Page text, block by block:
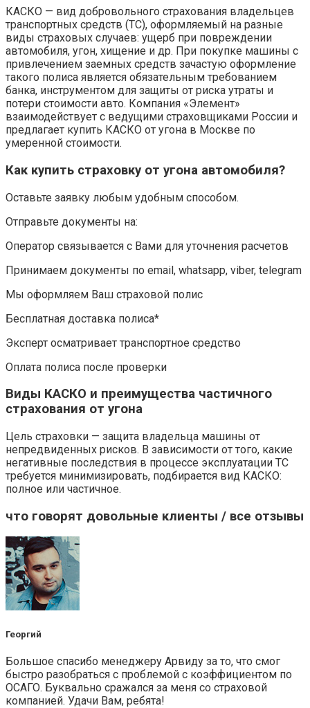
КАСКО — вид добровольного страхования владельцев
транспортных средств (ТС), оформляемый на разные
виды страховых случаев: ущерб при повреждении
автомобиля, угон, хищение и др. При покупке машины с
привлечением заемных средств зачастую оформление
такого полиса является обязательным требованием
банка, инструментом для защиты от риска утраты и
потери стоимости авто. Компания «Элемент»
взаимодействует с ведущими страховщиками России и
предлагает купить КАСКО от угона в Москве по
умеренной стоимости.
Как купить страховку от угона автомобиля?
Оставьте заявку любым удобным способом.
Отправьте документы на:
Оператор связывается с Вами для уточнения расчетов
Принимаем документы по email, whatsapp, viber, telegram
Мы оформляем Ваш страховой полис
Бесплатная доставка полиса*
Эксперт осматривает транспортное средство
Оплата полиса после проверки
Виды КАСКО и преимущества частичного
страхования от угона
Цель страховки — защита владельца машины от
непредвиденных рисков. В зависимости от того, какие
негативные последствия в процессе эксплуатации ТС
требуется минимизировать, подбирается вид КАСКО:
полное или частичное.
что говорят довольные клиенты / все отзывы
Георгий
Большое спасибо менеджеру Арвиду за то, что смог
быстро разобраться с проблемой с коэффициентом по
ОСАГО. Буквально сражался за меня со страховой
компанией. Удачи Вам, ребята!